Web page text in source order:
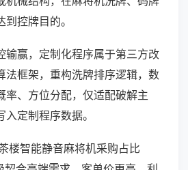
控牌目的。
输赢，定制化程序属于第三方改
法框架，重构洗牌排序逻辑，数
率、方位分配，仅适配破解主
定制程序数据。
楼智能静音麻将机采购占比